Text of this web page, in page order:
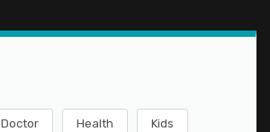
Doctor Health Kids